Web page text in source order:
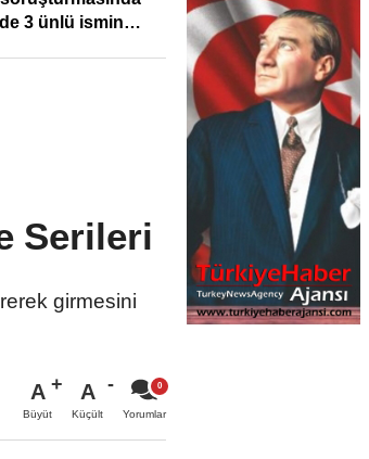
3 ünlü ismin
Serileri
girmesini
A
Büyüt
A
Küçült Yorumlar